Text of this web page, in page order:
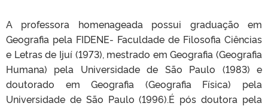
A professora homenageada possui graduação em
Geografia pela FIDENE- Faculdade de Filosofia Ciências
e Letras de Ijuí (1973), mestrado em Geografia (Geografia
Humana) pela Universidade de São Paulo (1983) e
doutorado em Geografia (Geografia Física) pela
Universidade de São Paulo (1996).É pós doutora pela